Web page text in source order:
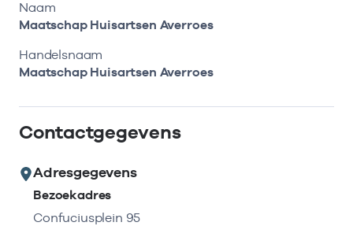
Zoeken in AGB-register
zorgaanbieder of onderneming.
Kortdurende zorg
Langdurige zorg
Gemeentezorgspiegel
Op zoek naar een rapport?
Retourcodezoeker
Bekijk het aanbod
Naar hulp
Naam
Maatschap Huisartsen Averroes
Handelsnaam
Maatschap Huisartsen Averroes
Contactgegevens
Adresgegevens
Bezoekadres
Confuciusplein 95